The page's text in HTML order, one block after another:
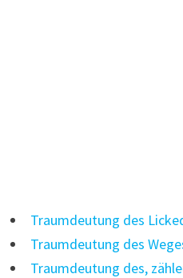
Traumdeutung des
Traumdeutung des
Traumdeutung des,